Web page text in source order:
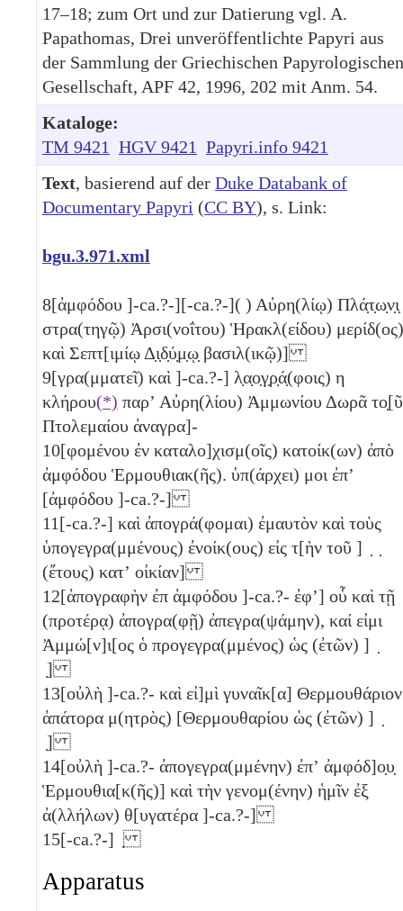
17–18; zum Ort und zur Datierung vgl. A.
Papathomas, Drei unveröffentlichte Papyri aus
der Sammlung der Griechischen Papyrologischen
Gesellschaft, APF 42, 1996, 202 mit Anm. 54.
Kataloge:
TM 9421 HGV 9421 Papyri.info 9421
Text, basierend auf der Duke Databank of
Documentary Papyri (CC BY), s. Link:
bgu.3.971.xml
8[ἀμφόδου ]-ca.?-][-ca.?-]( ) Αὐρη(λίῳ) Πλά̣τ̣ω̣ν̣ι̣
στρα(τηγῷ) Ἀρσι(νοΐτου) Ἡρακλ(είδου) μερίδ(ος)
καὶ Σεπτ[ιμίῳ Δ̣ι̣δ̣ύ̣μ̣ῳ̣ βασιλ(ικῷ)]
9[γρα(μματεῖ) καὶ ]-ca.?-] λ̣α̣ο̣γ̣ρ̣ά̣(φοις) η
κλήρου(*) παρʼ Αὐρη(λίου) Ἀμμωνίου Δωρᾶ το̣[ῦ
Πτολεμαίου ἀναγρα]-
10[φομένου ἐν καταλο]χισμ(οῖς) κατοίκ(ων) ἀπὸ
ἀμφόδου Ἑρμουθιακ(ῆς). ὑπ(άρχει) μοι ἐπʼ
[ἀμφόδου ]-ca.?-]
11[-ca.?-] καὶ ἀπογρά(φομαι) ἐμαυτὸν καὶ τοὺς
ὑπογεγρα(μμένους) ἐνοίκ(ους) εἰς τ[ὴν τοῦ ] ̣ ̣
(ἔτους) κατʼ οἰκίαν]
12[ἀπογραφὴν ἐπ ἀμφόδου ]-ca.?- ἐφʼ] οὗ καὶ τῇ
(προτέρᾳ) ἀπογρα(φῇ) ἀπεγρα(ψάμην), καί εἰμι
Ἀμμώ[ν]ι[ος ὁ προγεγρα(μμένος) ὡς (ἐτῶν) ] ̣
̣]
13[οὐλὴ ]-ca.?- καὶ εἰ]μὶ γυναῖκ[α] Θερμουθάριον
ἀπάτορα μ(ητρὸς) [Θερμουθαρίου ὡς (ἐτῶν) ] ̣
̣]
14[οὐλὴ ]-ca.?- ἀπογεγρα(μμένην) ἐπʼ ἀμφόδ]ο̣υ̣
Ἑρμουθια[κ(ῆς)] καὶ τὴν γενομ(ένην) ἡμῖν ἐξ
ἀ(λλήλων) θ[υγατέρα ]-ca.?-]
15[-ca.?-] ̣
Apparatus